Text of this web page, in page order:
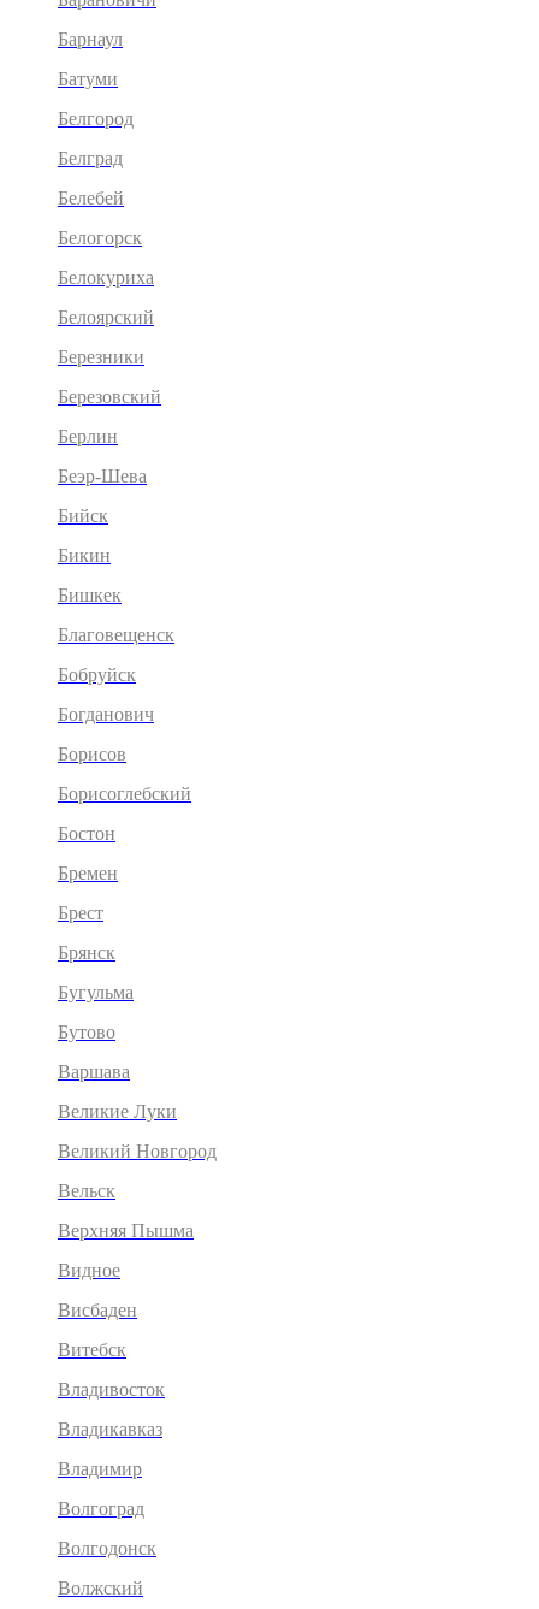
Барнаул
Батуми
Белгород
Белград
Белебей
Белогорск
Белокуриха
Белоярский
Березники
Березовский
Берлин
Беэр-Шева
Бийск
Бикин
Бишкек
Благовещенск
Бобруйск
Богданович
Борисов
Борисоглебский
Бостон
Бремен
Брест
Брянск
Бугульма
Бутово
Варшава
Великие Луки
Великий Новгород
Вельск
Верхняя Пышма
Видное
Висбаден
Витебск
Владивосток
Владикавказ
Владимир
Волгоград
Волгодонск
Волжский